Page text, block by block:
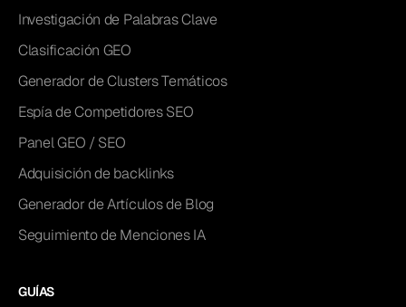
Investigación de Palabras Clave
Clasificación GEO
Generador de Clusters Temáticos
Espía de Competidores SEO
Panel GEO / SEO
Adquisición de backlinks
Generador de Artículos de Blog
Seguimiento de Menciones IA
GUÍAS